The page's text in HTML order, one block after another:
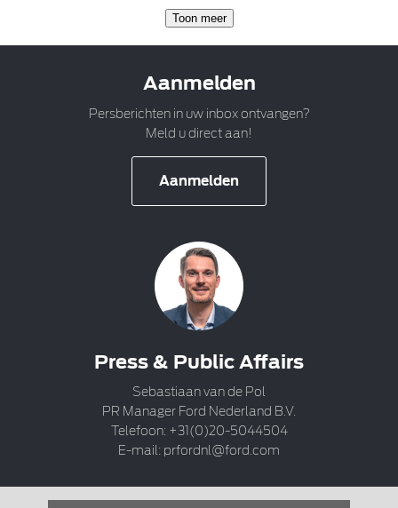
Toon meer
Aanmelden
Persberichten in uw inbox ontvangen?
Meld u direct aan!
Aanmelden
Press & Public Affairs
Sebastiaan van de Pol
PR Manager Ford Nederland B.V.
Telefoon: +31(0)20-5044504
E-mail: prfordnl@ford.com